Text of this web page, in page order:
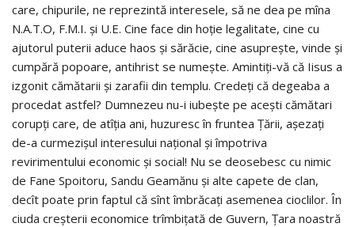
care, chipurile, ne reprezintă interesele, să ne dea pe mîna
N.A.T.O, F.M.I. şi U.E. Cine face din hoţie legalitate, cine cu
ajutorul puterii aduce haos şi sărăcie, cine asupreşte, vinde şi
cumpără popoare, antihrist se numeşte. Amintiţi-vă că Iisus a
izgonit cămătarii şi zarafii din templu. Credeţi că degeaba a
procedat astfel? Dumnezeu nu-i iubeşte pe aceşti cămătari
corupţi care, de atîţia ani, huzuresc în fruntea Ţării, aşezaţi
de-a curmezişul interesului naţional şi împotriva
revirimentului economic şi social! Nu se deosebesc cu nimic
de Fane Spoitoru, Sandu Geamănu şi alte capete de clan,
decît poate prin faptul că sînt îmbrăcaţi asemenea cioclilor. În
ciuda creşterii economice trîmbiţată de Guvern, Ţara noastră